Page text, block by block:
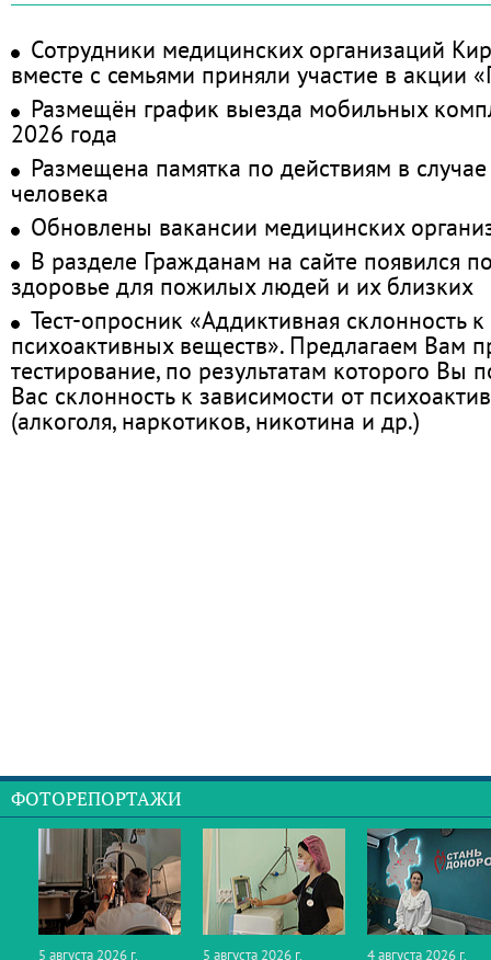
Сотрудники медицинских организаций
вместе с семьями приняли участие в акции
Размещён график выезда мобильных
2026 года
Размещена памятка по действиям в
человека
Обновлены вакансии медицинских
В разделе Гражданам на сайте появился
здоровье для пожилых людей и их близких
Тест-опросник «Аддиктивная склонность
психоактивных веществ». Предлагаем Вам
тестирование, по результатам которого Вы
Вас склонность к зависимости от
(алкоголя, наркотиков, никотина и др.)
ФОТОРЕПОРТАЖИ
5 августа 2026 г. 5 августа 2026 г. 4 августа 2026 г.